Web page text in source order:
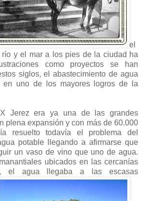
el
y el mar a los pies de la ciudad ha
como proyectos se han
siglos, el abastecimiento de agua
en uno de los mayores logros de la
Jerez era ya una de las grandes
plena expansión y con más de 60.000
resuelto todavía el problema del
potable llegando a afirmarse que
un vaso de vino que uno de agua.
ubicados en las cercanías
el agua llegaba a las escasas